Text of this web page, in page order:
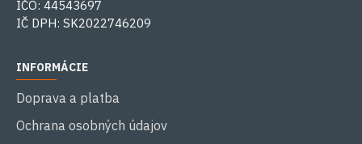
IČO: 44543697
IČ DPH: SK2022746209
INFORMÁCIE
Doprava a platba
Ochrana osobných údajov